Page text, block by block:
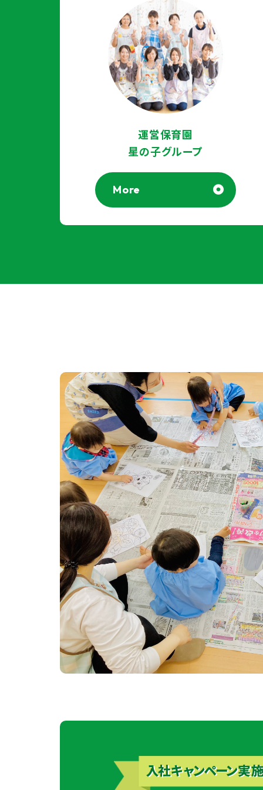
運営保育園
星の子グループ
More